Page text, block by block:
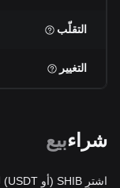
التقلّب
التغيير
شراءبيع